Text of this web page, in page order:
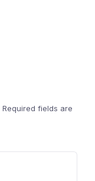
Required fields are